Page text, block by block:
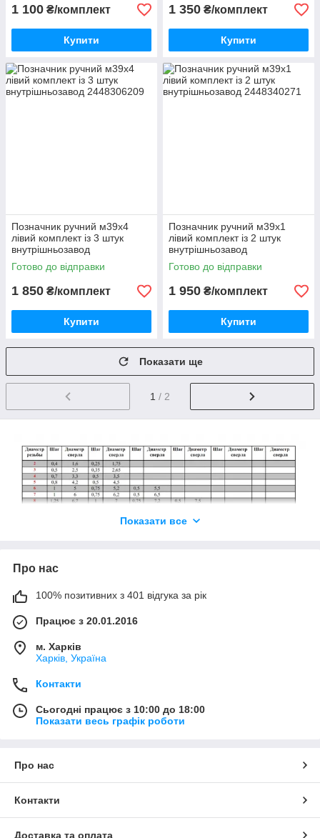
1 100 ₴/комплект
Купити
1 350 ₴/комплект
Купити
Позначник ручний м39х4
лівий комплект із 3 штук
внутрішньозавод
Готово до відправки
1 850 ₴/комплект
Купити
Позначник ручний м39х1
лівий комплект із 2 штук
внутрішньозавод
Готово до відправки
1 950 ₴/комплект
Купити
Показати ще
1 / 2
Показати все
Про нас
100% позитивних з 401 відгука за рік
Працює з 20.01.2016
м. Харків
Харків, Україна
Контакти
Сьогодні працює з 10:00 до 18:00
Показати весь графік роботи
Про нас
Контакти
Доставка та оплата